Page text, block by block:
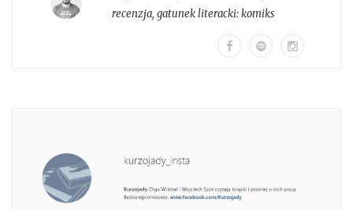
recenzja, gatunek literacki:komiks